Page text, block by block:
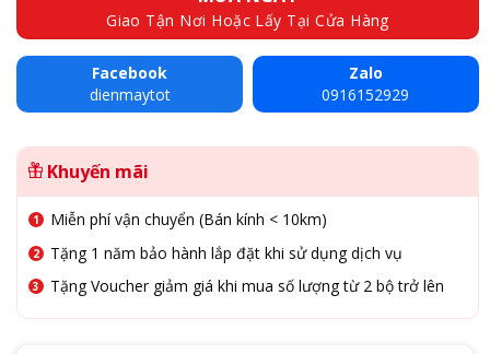
Giao Tận Nơi Hoặc Lấy Tại Cửa Hàng
Facebook
dienmaytot
Zalo
0916152929
Khuyến mãi
Miễn phí vận chuyển (Bán kính < 10km)
Tặng 1 năm bảo hành lắp đặt khi sử dụng dịch vụ
Tặng Voucher giảm giá khi mua số lượng từ 2 bộ trở lên